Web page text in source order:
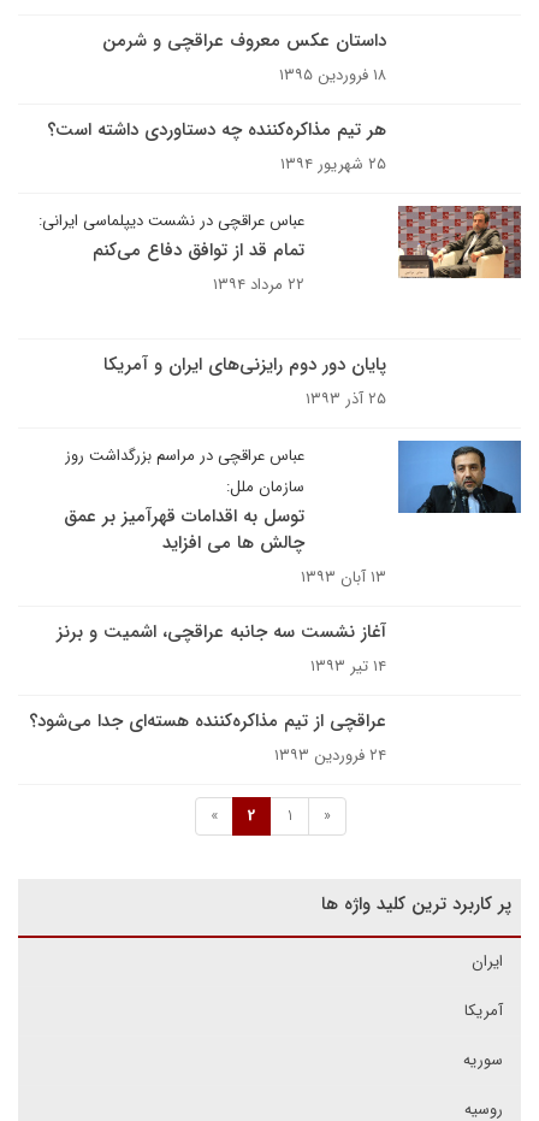
داستان عکس معروف عراقچی و شرمن
۱۸ فروردین ۱۳۹۵
هر تیم مذاکره‌کننده چه دستاوردی داشته است؟
۲۵ شهریور ۱۳۹۴
عباس عراقچی در نشست دیپلماسی ایرانی:
تمام قد از توافق دفاع می‌کنم
۲۲ مرداد ۱۳۹۴
پایان دور دوم رایزنی‌های ایران و آمریکا
۲۵ آذر ۱۳۹۳
عباس عراقچی در مراسم بزرگداشت روز
سازمان ملل:
توسل به اقدامات قهرآمیز بر عمق
چالش ها می افزاید
۱۳ آبان ۱۳۹۳
آغاز نشست سه جانبه عراقچی، اشمیت و برنز
۱۴ تیر ۱۳۹۳
عراقچی از تیم مذاکره‌کننده هسته‌ای جدا می‌شود؟
۲۴ فروردین ۱۳۹۳
«
1
2
»
پر کاربرد ترین کلید واژه ها
ایران
آمریکا
سوریه
روسیه